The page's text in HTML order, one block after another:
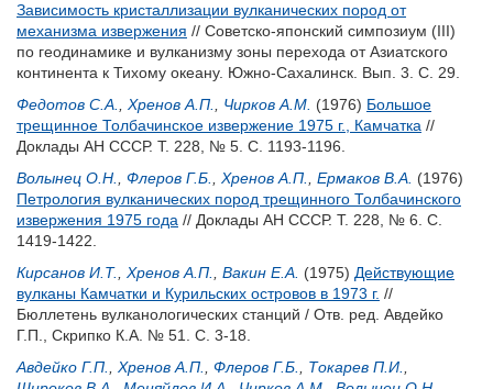
Зависимость кристаллизации вулканических пород от
механизма извержения // Cоветско-японский симпозиум (III)
по геодинамике и вулканизму зоны перехода от Азиатского
континента к Тихому океану. Южно-Сахалинск. Вып. 3. С. 29.
Федотов С.А.
Хренов А.П. Чирков А.М. (1976) Большое
трещинное Толбачинское извержение 1975 г., Камчатка //
Доклады АН СССР. Т. 228, № 5. С. 1193-1196.
Волынец О.Н.
Флеров Г.Б. Хренов А.П. Ермаков В.А. (1976)
Петрология вулканических пород трещинного Толбачинского
извержения 1975 года // Доклады АН СССР. Т. 228, № 6. С.
1419-1422.
Кирсанов И.Т.
Хренов А.П. Вакин Е.А. (1975) Действующие
вулканы Камчатки и Курильских островов в 1973 г. //
Бюллетень вулканологических станций / Отв. ред. Авдейко
Г.П.
Скрипко К.А. № 51. С. 3-18.
Авдейко Г.П.
Хренов А.П. Флеров Г.Б. Токарев П.И.